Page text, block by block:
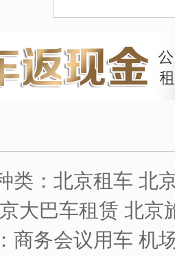
类：北京租车 北
大巴车租赁 北京
商务会议用车 机